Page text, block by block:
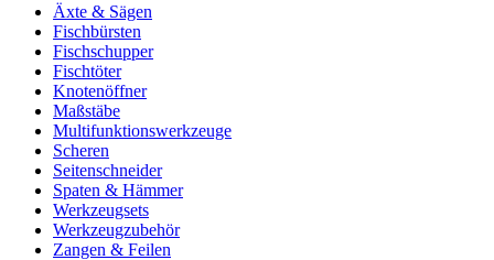
Äxte & Sägen
Fischbürsten
Fischschupper
Fischtöter
Knotenöffner
Maßstäbe
Multifunktionswerkzeuge
Scheren
Seitenschneider
Spaten & Hämmer
Werkzeugsets
Werkzeugzubehör
Zangen & Feilen